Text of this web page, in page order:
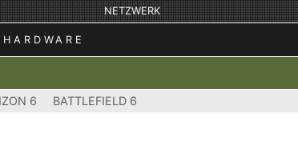
NETZWERK
HARDWARE
6 BATTLEFIELD 6